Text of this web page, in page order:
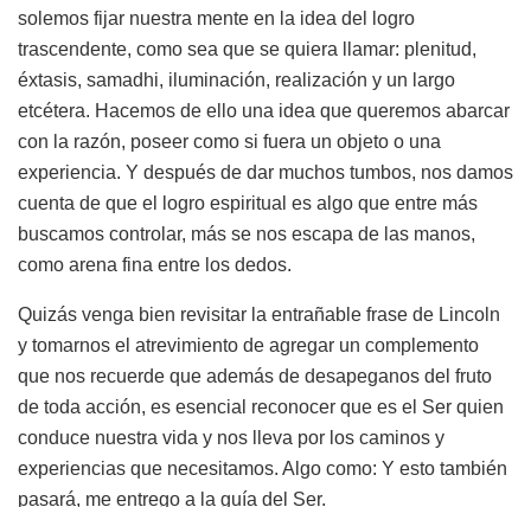
solemos fijar nuestra mente en la idea del logro
trascendente, como sea que se quiera llamar: plenitud,
éxtasis, samadhi, iluminación, realización y un largo
etcétera. Hacemos de ello una idea que queremos abarcar
con la razón, poseer como si fuera un objeto o una
experiencia. Y después de dar muchos tumbos, nos damos
cuenta de que el logro espiritual es algo que entre más
buscamos controlar, más se nos escapa de las manos,
como arena fina entre los dedos.
Quizás venga bien revisitar la entrañable frase de Lincoln
y tomarnos el atrevimiento de agregar un complemento
que nos recuerde que además de desapeganos del fruto
de toda acción, es esencial reconocer que es el Ser quien
conduce nuestra vida y nos lleva por los caminos y
experiencias que necesitamos. Algo como: Y esto también
pasará, me entrego a la guía del Ser.